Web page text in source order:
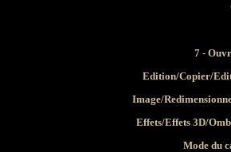
7 -
Edition/Copier/
Image/
Effets/Effets 3D/
Mode du